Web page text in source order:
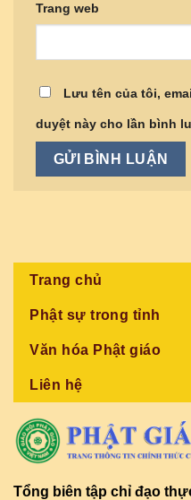
Trang web
Lưu tên của tôi,
duyệt này cho lần bình
Trang chủ
Phật sự trong tỉnh
Văn hóa Phật giáo
Liên hệ
Tổng biên tập chỉ đạo